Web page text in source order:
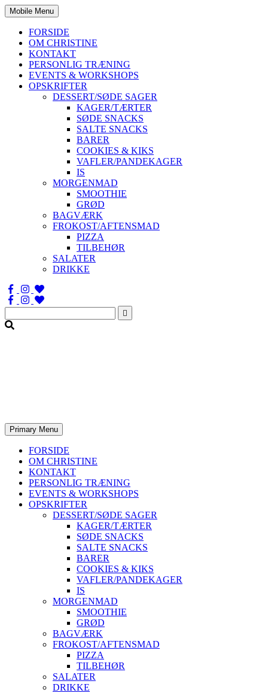
Mobile Menu
FORSIDE
OM CHRISTINE
KONTAKT
PERSONLIG TRÆNING
EVENTS & WORKSHOPS
OPSKRIFTER
DESSERT/SØDE SAGER
KAGER/TÆRTER
SØDE SNACKS
SALTE SNACKS
BARER
COOKIES & KIKS
VAFLER/PANDEKAGER
IS
MORGENMAD
SMOOTHIE
GRØD
BAGVÆRK
FROKOST/AFTENSMAD
PIZZA
TILBEHØR
SALATER
DRIKKE
Søg
efter:
Primary Menu
FORSIDE
OM CHRISTINE
KONTAKT
PERSONLIG TRÆNING
EVENTS & WORKSHOPS
OPSKRIFTER
DESSERT/SØDE SAGER
KAGER/TÆRTER
SØDE SNACKS
SALTE SNACKS
BARER
COOKIES & KIKS
VAFLER/PANDEKAGER
IS
MORGENMAD
SMOOTHIE
GRØD
BAGVÆRK
FROKOST/AFTENSMAD
PIZZA
TILBEHØR
SALATER
DRIKKE